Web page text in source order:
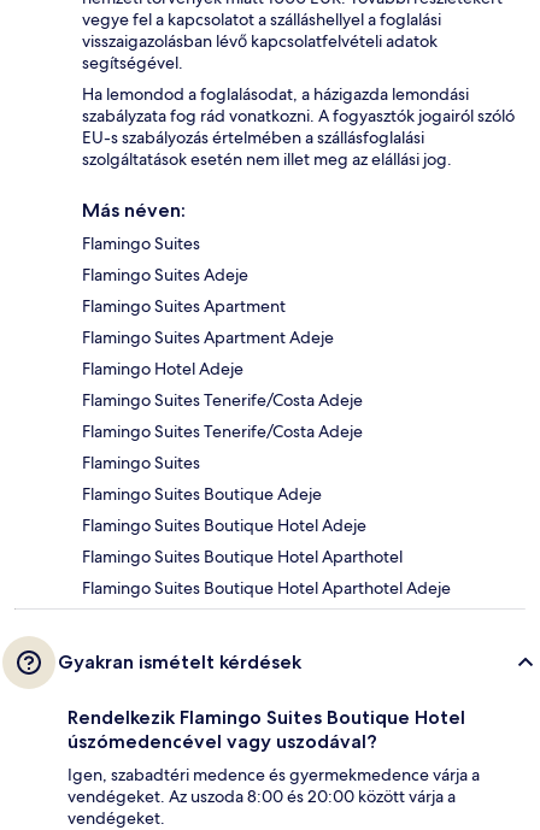
vegye fel a kapcsolatot a szálláshellyel a foglalási
visszaigazolásban lévő kapcsolatfelvételi adatok
segítségével.
Ha lemondod a foglalásodat, a házigazda lemondási
szabályzata fog rád vonatkozni. A fogyasztók jogairól szóló
EU-s szabályozás értelmében a szállásfoglalási
szolgáltatások esetén nem illet meg az elállási jog.
Más néven:
Flamingo Suites
Flamingo Suites Adeje
Flamingo Suites Apartment
Flamingo Suites Apartment Adeje
Flamingo Hotel Adeje
Flamingo Suites Tenerife/Costa Adeje
Flamingo Suites Tenerife/Costa Adeje
Flamingo Suites
Flamingo Suites Boutique Adeje
Flamingo Suites Boutique Hotel Adeje
Flamingo Suites Boutique Hotel Aparthotel
Flamingo Suites Boutique Hotel Aparthotel Adeje
Gyakran ismételt kérdések
Rendelkezik Flamingo Suites Boutique Hotel
úszómedencével vagy uszodával?
Igen, szabadtéri medence és gyermekmedence várja a
vendégeket. Az uszoda 8:00 és 20:00 között várja a
vendégeket.